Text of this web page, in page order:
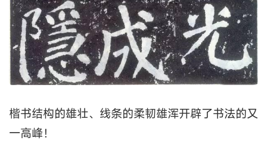
楷书结构的雄壮、线条的柔韧雄浑开辟了书法的又
一高峰！